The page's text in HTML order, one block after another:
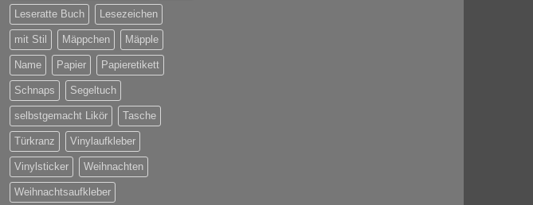
Leseratte Buch Lesezeichen
mit Stil Mäppchen Mäpple
Name Papier Papieretikett
Schnaps Segeltuch
selbstgemacht Likör Tasche
Türkranz Vinylaufkleber
Vinylsticker Weihnachten
Weihnachtsaufkleber